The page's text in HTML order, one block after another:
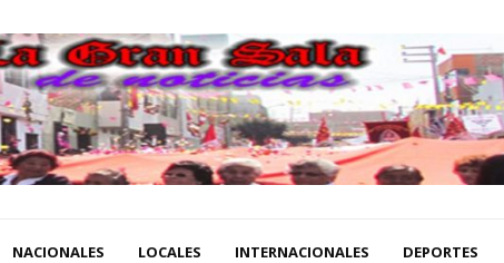
NACIONALES LOCALES INTERNACIONALES DEPORTES